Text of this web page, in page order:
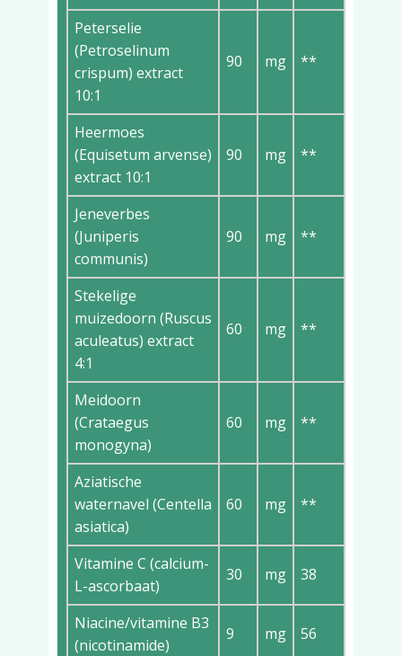
Peterselie
(Petroselinum
crispum) extract
10:1
90 mg **
Heermoes
(Equisetum arvense)
extract 10:1
90 mg **
Jeneverbes
(Juniperis
communis)
90 mg **
Stekelige
muizedoorn (Ruscus
aculeatus) extract
4:1
60 mg **
Meidoorn
(Crataegus
monogyna)
60 mg **
Aziatische
waternavel (Centella
asiatica)
60 mg **
Vitamine C (calcium-
L-ascorbaat)
30 mg 38
Niacine/vitamine B3
(nicotinamide)
9 mg 56